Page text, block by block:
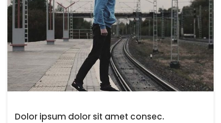
Dolor ipsum dolor sit amet consec.